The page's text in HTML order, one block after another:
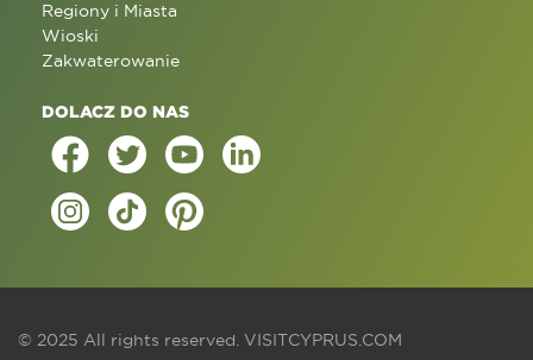
Regiony i Miasta
Wioski
Zakwaterowanie
DOLACZ DO NAS
© 2025 All rights reserved. VISITCYPRUS.COM